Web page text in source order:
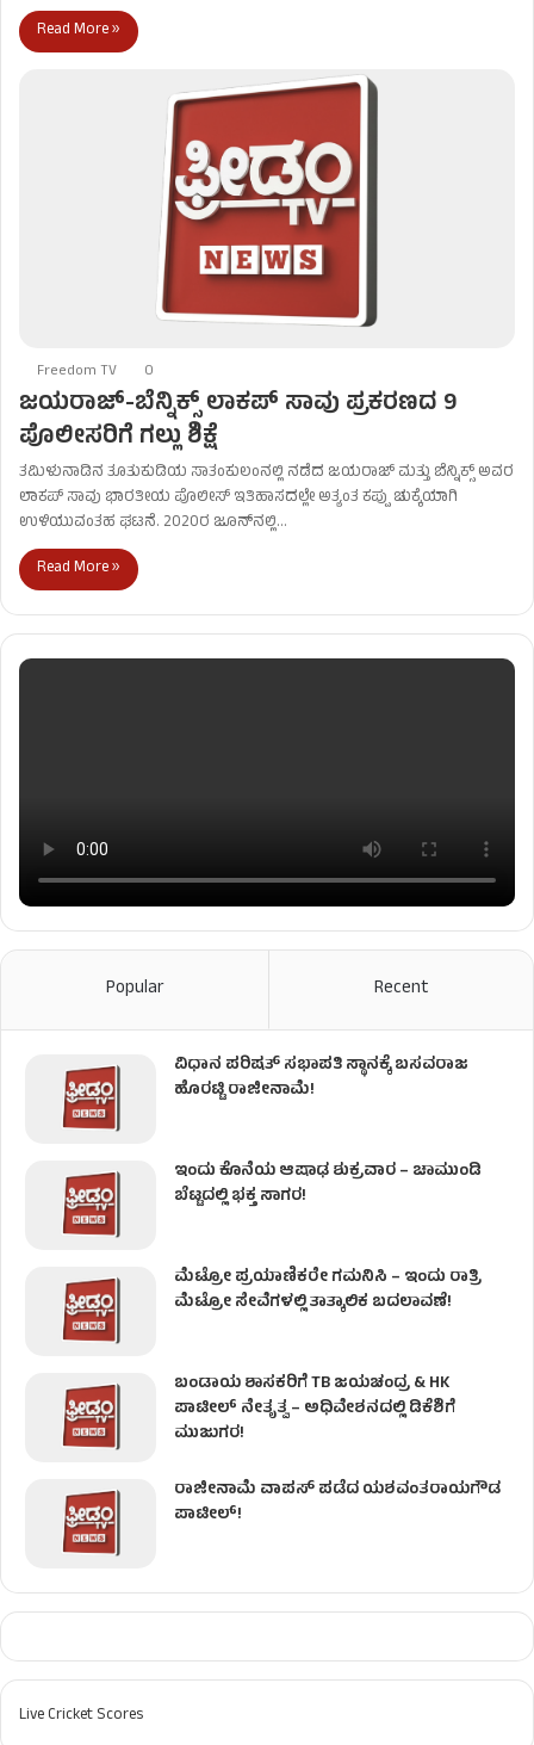
Read More »
Freedom TV 0
ಜಯರಾಜ್-ಬೆನ್ನಿಕ್ಸ್ ಲಾಕಪ್ ಸಾವು ಪ್ರಕರಣದ 9
ಪೊಲೀಸರಿಗೆ ಗಲ್ಲು ಶಿಕ್ಷೆ
ತಮಿಳುನಾಡಿನ ತೂತುಕುಡಿಯ ಸಾತಂಕುಲಂನಲ್ಲಿ ನಡೆದ ಜಯರಾಜ್ ಮತ್ತು ಬೆನ್ನಿಕ್ಸ್ ಅವರ
ಲಾಕಪ್ ಸಾವು ಭಾರತೀಯ ಪೊಲೀಸ್ ಇತಿಹಾಸದಲ್ಲೇ ಅತ್ಯಂತ ಕಪ್ಪು ಚುಕ್ಕೆಯಾಗಿ
ಉಳಿಯುವಂತಹ ಘಟನೆ. 2020ರ ಜೂನ್‌ನಲ್ಲಿ…
Read More »
Popular Recent
ವಿಧಾನ ಪರಿಷತ್ ಸಭಾಪತಿ ಸ್ಥಾನಕ್ಕೆ ಬಸವರಾಜ
ಹೊರಟ್ಟಿ ರಾಜೀನಾಮೆ!
ಇಂದು ಕೊನೆಯ ಆಷಾಢ ಶುಕ್ರವಾರ – ಚಾಮುಂಡಿ
ಬೆಟ್ಟದಲ್ಲಿ ಭಕ್ತ ಸಾಗರ!
ಮೆಟ್ರೋ ಪ್ರಯಾಣಿಕರೇ ಗಮನಿಸಿ – ಇಂದು ರಾತ್ರಿ
ಮೆಟ್ರೋ ಸೇವೆಗಳಲ್ಲಿ ತಾತ್ಕಾಲಿಕ ಬದಲಾವಣೆ!
ಬಂಡಾಯ ಶಾಸಕರಿಗೆ TB ಜಯಚಂದ್ರ & HK
ಪಾಟೀಲ್ ನೇತೃತ್ವ – ಅಧಿವೇಶನದಲ್ಲಿ ಡಿಕೆಶಿಗೆ
ಮುಜುಗರ!
ರಾಜೀನಾಮೆ ವಾಪಸ್ ಪಡೆದ ಯಶವಂತರಾಯಗೌಡ
ಪಾಟೀಲ್‌!
Live Cricket Scores